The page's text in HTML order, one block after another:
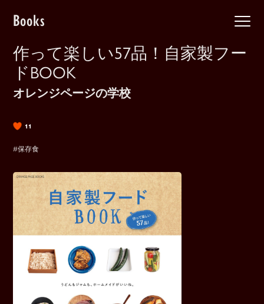
Books
作って楽しい57品！自家製フー
ドBOOK
オレンジページの学校
11
#保存食